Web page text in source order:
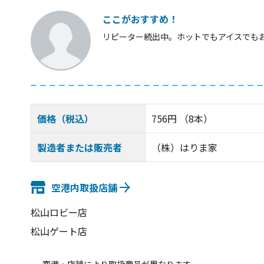
ここがおすすめ！
リピーター続出中。ホットでもアイスでも
価格（税込） 756円 （8本）
製造者または販売者 （株）はりま家
空港内取扱店舗
松山ロビー店
松山ゲート店